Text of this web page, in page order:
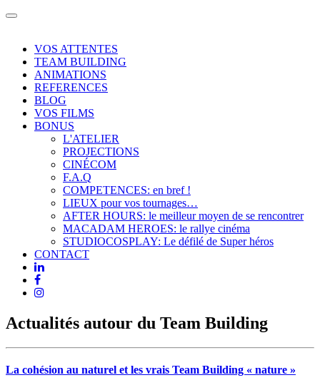
Toggle
VOS ATTENTES
TEAM BUILDING
ANIMATIONS
REFERENCES
BLOG
VOS FILMS
BONUS
L'ATELIER
PROJECTIONS
CINÉCOM
F.A.Q
COMPETENCES: en bref !
LIEUX pour vos tournages…
AFTER HOURS: le meilleur moyen de se rencontrer
MACADAM HEROES: le rallye cinéma
STUDIOCOSPLAY: Le défilé de Super héros
CONTACT
Actualités autour du Team Building
La cohésion au naturel et les vrais Team Building « nature »